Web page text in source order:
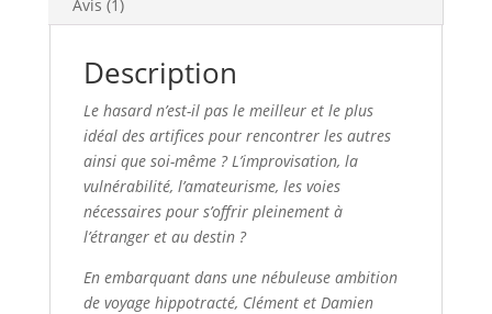
Avis (1)
Description
Le hasard n’est-il pas le meilleur et le plus
idéal des artifices pour rencontrer les autres
ainsi que soi-même ? L’improvisation, la
vulnérabilité, l’amateurisme, les voies
nécessaires pour s’offrir pleinement à
l’étranger et au destin ?
En embarquant dans une nébuleuse ambition
de voyage hippotracté, Clément et Damien